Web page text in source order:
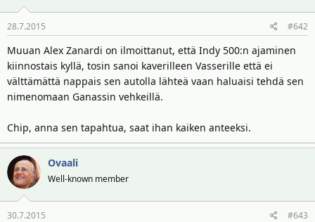
a
j
a
28.7.2015 #642
Muuan Alex Zanardi on ilmoittanut, että Indy 500:n ajaminen
kiinnostais kyllä, tosin sanoi kaverilleen Vasserille että ei
välttämättä nappais sen autolla lähteä vaan haluaisi tehdä sen
nimenomaan Ganassin vehkeillä.
Chip, anna sen tapahtua, saat ihan kaiken anteeksi.
Ovaali
Well-known member
30.7.2015 #643